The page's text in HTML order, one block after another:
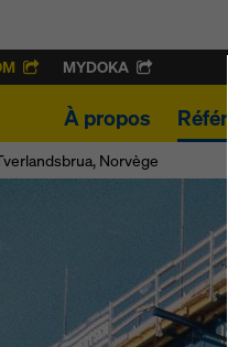
MYDOKA
À propos
Norvège